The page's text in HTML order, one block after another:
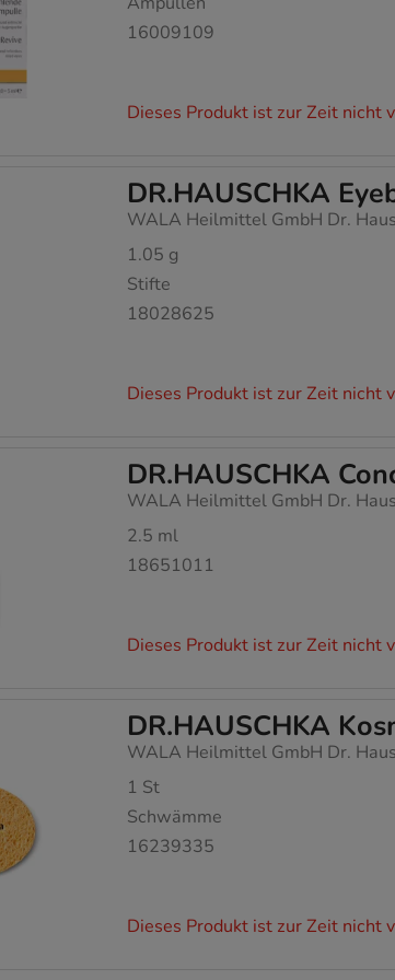
mit deren Hilfe wir unsere Website weiter
Website aber auch die Werbung auf Drittseiten
Sie, dass Daten hierfür teilweise an Dritte wie
16009109
Dieses Produkt ist zur Zeit nicht
DR.HAUSCHKA
WALA Heilmittel GmbH Dr.
1.05 g
Stifte
18028625
Dieses Produkt ist zur Zeit nicht
DR.HAUSCHKA
WALA Heilmittel GmbH Dr.
2.5 ml
18651011
Dieses Produkt ist zur Zeit nicht
DR.HAUSCHKA
WALA Heilmittel GmbH Dr.
1 St
Schwämme
16239335
Dieses Produkt ist zur Zeit nicht